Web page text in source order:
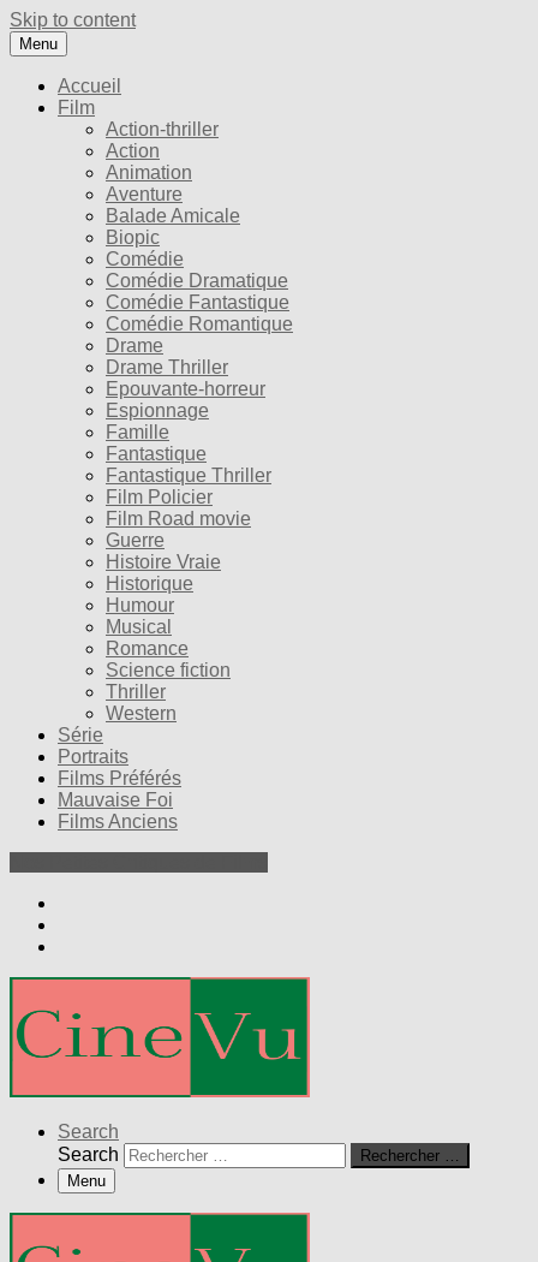
Skip to content
Menu
Accueil
Film
Action-thriller
Action
Animation
Aventure
Balade Amicale
Biopic
Comédie
Comédie Dramatique
Comédie Fantastique
Comédie Romantique
Drame
Drame Thriller
Epouvante-horreur
Espionnage
Famille
Fantastique
Fantastique Thriller
Film Policier
Film Road movie
Guerre
Histoire Vraie
Historique
Humour
Musical
Romance
Science fiction
Thriller
Western
Série
Portraits
Films Préférés
Mauvaise Foi
Films Anciens
Search
Search
Rechercher …
Menu